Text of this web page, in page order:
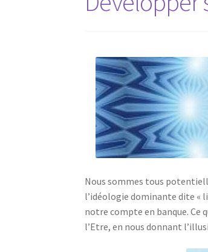
Nous sommes tous
l’idéologie dominante dite «
notre compte en banque. Ce
l’Etre, en nous donnant